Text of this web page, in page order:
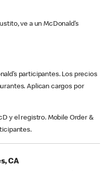
ve a un McDonald’s
participantes. Los precios
Aplican cargos por
y el registro. Mobile Order &
CA